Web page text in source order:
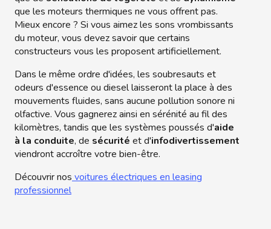
que les moteurs thermiques ne vous offrent pas.
Mieux encore ? Si vous aimez les sons vrombissants
du moteur, vous devez savoir que certains
constructeurs vous les proposent artificiellement.
Dans le même ordre d'idées, les soubresauts et
odeurs d'essence ou diesel laisseront la place à des
mouvements fluides, sans aucune pollution sonore ni
olfactive. Vous gagnerez ainsi en sérénité au fil des
kilomètres, tandis que les systèmes poussés d'aide
à la conduite, de sécurité et d'infodivertissement
viendront accroître votre bien-être.
Découvrir nos voitures électriques en leasing
professionnel